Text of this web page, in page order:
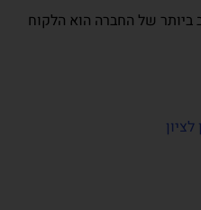
ביותר של החברה הוא הלקוח